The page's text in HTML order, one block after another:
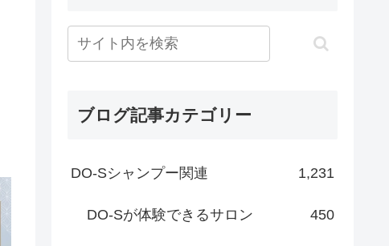
ブログ記事カテゴリー
DO-Sシャンプー関連 1,231
DO-Sが体験できるサロン 450